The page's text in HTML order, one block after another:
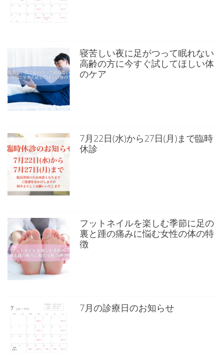
寝苦しい夜に足がつって眠れない
高齢の方に今すぐ試してほしい体
のケア
7月22日(水)から27日(月)まで臨時
休診
フットネイルを楽しむ季節に足の
裏と踵の痛みに悩む女性の体の特
徴
7月の診療日のお知らせ